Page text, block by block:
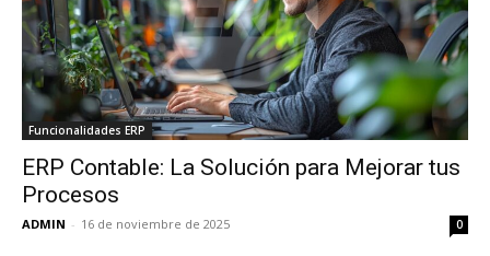
Funcionalidades ERP
ERP Contable: La Solución para Mejorar tus
Procesos
ADMIN - 16 de noviembre de 2025 0